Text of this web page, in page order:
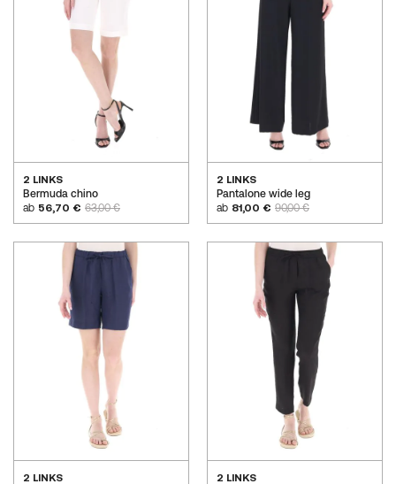
2 LINKS
Bermuda chino
ab 56,70 € 63,00 €
2 LINKS
Pantalone wide leg
ab 81,00 € 90,00 €
2 LINKS 2 LINKS